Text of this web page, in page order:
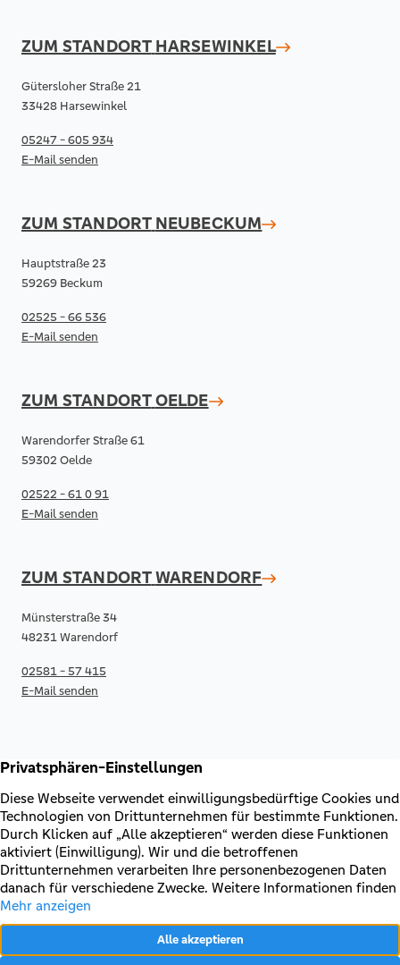
ZUM STANDORT HARSEWINKEL
Gütersloher Straße 21
33428 Harsewinkel
05247 - 605 934
E-Mail senden
ZUM STANDORT NEUBECKUM
Hauptstraße 23
59269 Beckum
02525 - 66 536
E-Mail senden
ZUM STANDORTOELDE
Warendorfer Straße 61
59302 Oelde
02522 - 61 0 91
E-Mail senden
ZUM STANDORTWARENDORF
Münsterstraße 34
48231 Warendorf
02581 - 57 415
E-Mail senden
RECHTLICHES & KONTAKT
Kontakt
AGB & Sonderbedingungen
Erklärung zur Barrierefreiheit
Impressum
Datenschutz
VERTRAG WIDERRUFEN